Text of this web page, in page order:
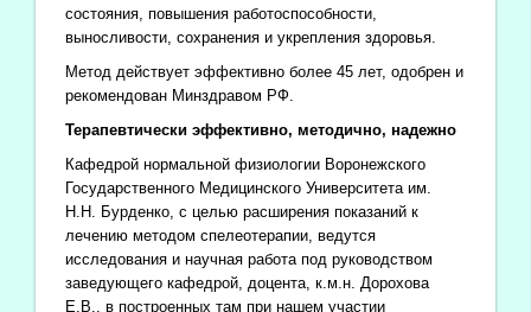
состояния, повышения работоспособности,
выносливости, сохранения и укрепления здоровья.
Метод действует эффективно более 45 лет, одобрен и
рекомендован Минздравом РФ.
Терапевтически эффективно, методично, надежно
Кафедрой нормальной физиологии Воронежского
Государственного Медицинского Университета им.
Н.Н. Бурденко, с целью расширения показаний к
лечению методом спелеотерапии, ведутся
исследования и научная работа под руководством
заведующего кафедрой, доцента, к.м.н. Дорохова
Е.В., в построенных там при нашем участии